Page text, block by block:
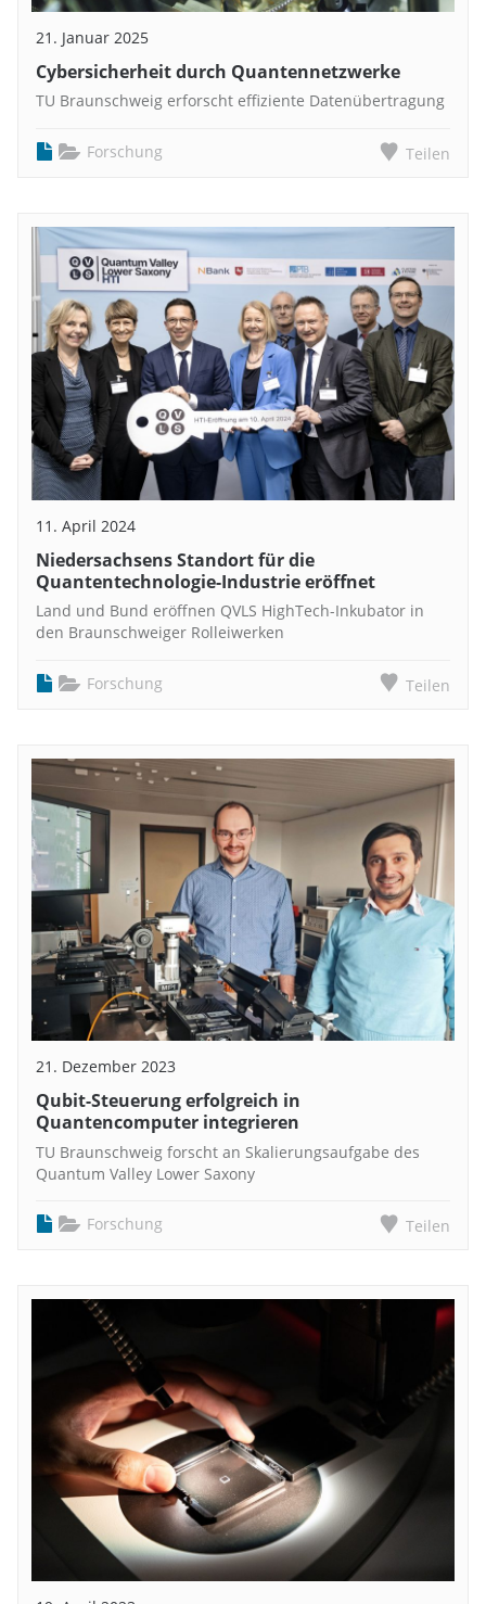
21. Januar 2025
Cybersicherheit durch Quantennetzwerke
TU Braunschweig erforscht effiziente Datenübertragung
Forschung Teilen
11. April 2024
Niedersachsens Standort für die
Quantentechnologie-Industrie eröffnet
Land und Bund eröffnen QVLS HighTech-Inkubator in
den Braunschweiger Rolleiwerken
Forschung Teilen
21. Dezember 2023
Qubit-Steuerung erfolgreich in
Quantencomputer integrieren
TU Braunschweig forscht an Skalierungsaufgabe des
Quantum Valley Lower Saxony
Forschung Teilen